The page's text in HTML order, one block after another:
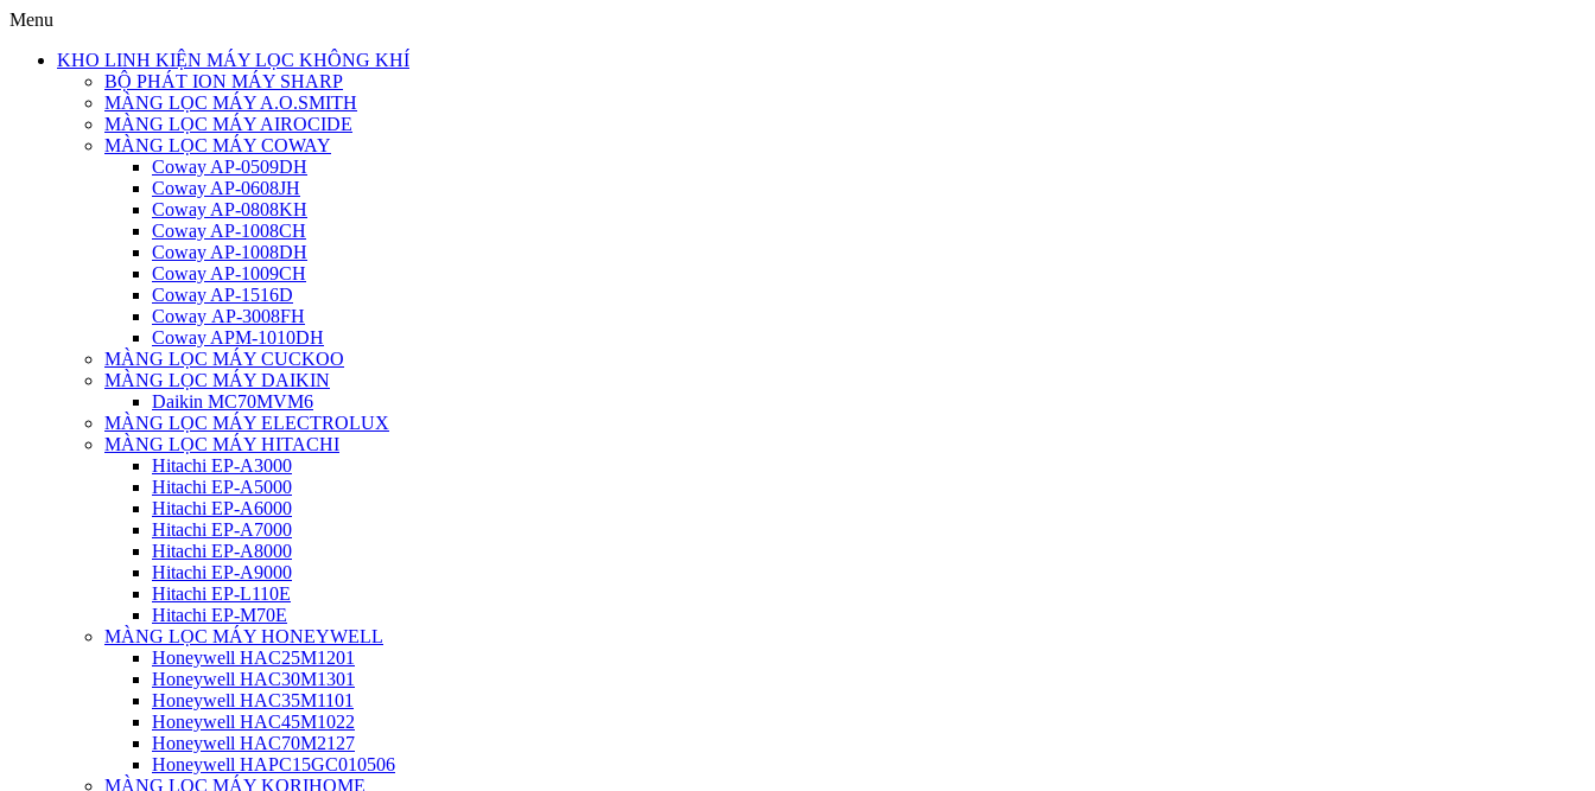
Menu
KHO LINH KIỆN MÁY LỌC KHÔNG KHÍ
BỘ PHÁT ION MÁY SHARP
MÀNG LỌC MÁY A.O.SMITH
MÀNG LỌC MÁY AIROCIDE
MÀNG LỌC MÁY COWAY
Coway AP-0509DH
Coway AP-0608JH
Coway AP-0808KH
Coway AP-1008CH
Coway AP-1008DH
Coway AP-1009CH
Coway AP-1516D
Coway AP-3008FH
Coway APM-1010DH
MÀNG LỌC MÁY CUCKOO
MÀNG LỌC MÁY DAIKIN
Daikin MC70MVM6
MÀNG LỌC MÁY ELECTROLUX
MÀNG LỌC MÁY HITACHI
Hitachi EP-A3000
Hitachi EP-A5000
Hitachi EP-A6000
Hitachi EP-A7000
Hitachi EP-A8000
Hitachi EP-A9000
Hitachi EP-L110E
Hitachi EP-M70E
MÀNG LỌC MÁY HONEYWELL
Honeywell HAC25M1201
Honeywell HAC30M1301
Honeywell HAC35M1101
Honeywell HAC45M1022
Honeywell HAC70M2127
Honeywell HAPC15GC010506
MÀNG LỌC MÁY KORIHOME